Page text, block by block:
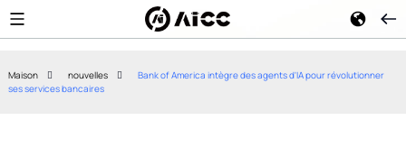
Maison nouvelles
Bank of America intègre des agents d'IA pour révolutionner
ses services bancaires